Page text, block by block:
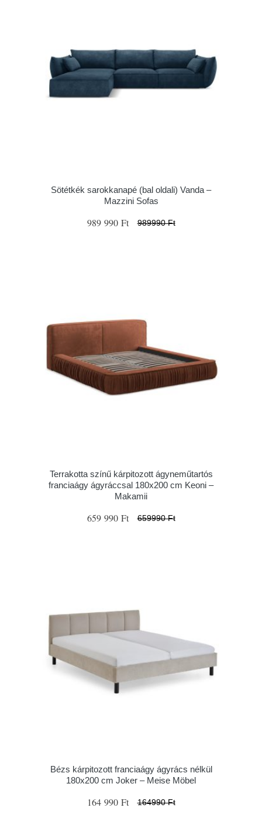
Sötétkék sarokkanapé (bal oldali) Vanda –
Mazzini Sofas
989 990 Ft 989990 Ft
Terrakotta színű kárpitozott ágyneműtartós
franciaágy ágyráccsal 180x200 cm Keoni –
Makamii
659 990 Ft 659990 Ft
Bézs kárpitozott franciaágy ágyrács nélkül
180x200 cm Joker – Meise Möbel
164 990 Ft 164990 Ft